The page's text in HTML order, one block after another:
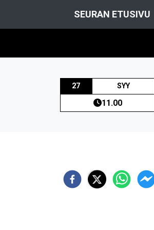
SEURAN ETUSIVU
27 SYY
11.00